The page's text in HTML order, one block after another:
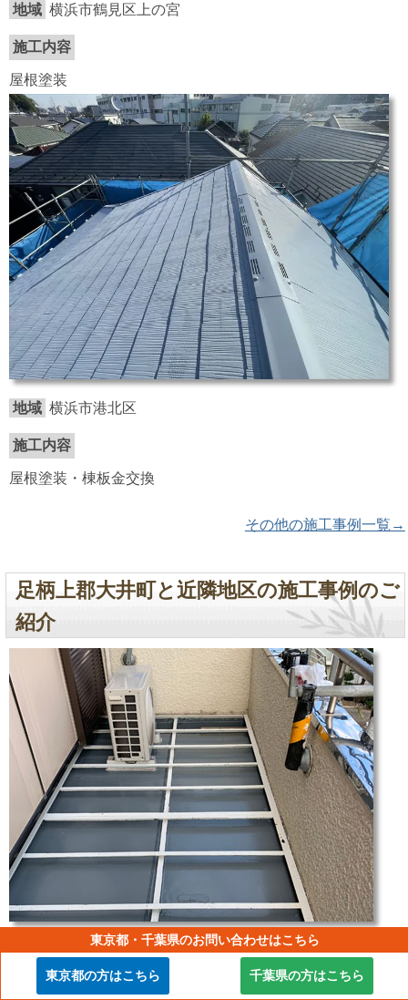
地域 横浜市鶴見区上の宮
施工内容
屋根塗装
地域 横浜市港北区
施工内容
屋根塗装・棟板金交換
その他の施工事例一覧→
足柄上郡大井町と近隣地区の施工事例のご
紹介
地域 足柄上郡大井町
東京都・千葉県のお問い合わせはこちら
東京都の方はこちら 千葉県の方はこちら